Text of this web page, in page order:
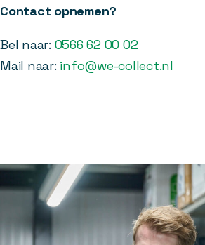
Contact opnemen?
Bel naar: 0566 62 00 02
Mail naar: info@we-collect.nl